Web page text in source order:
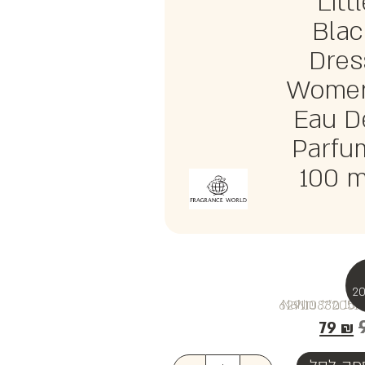
Eau
100
₪NaN
79 ₪